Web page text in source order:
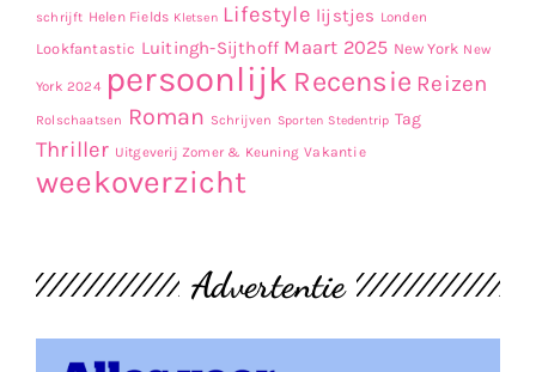
schrijft Helen Fields Kletsen Lifestyle lijstjes Londen
Lookfantastic Luitingh-Sijthoff Maart 2025 New York New
York 2024 persoonlijk Recensie Reizen
Rolschaatsen Roman Schrijven Sporten Stedentrip Tag
Thriller Uitgeverij Zomer & Keuning Vakantie
weekoverzicht
Advertentie